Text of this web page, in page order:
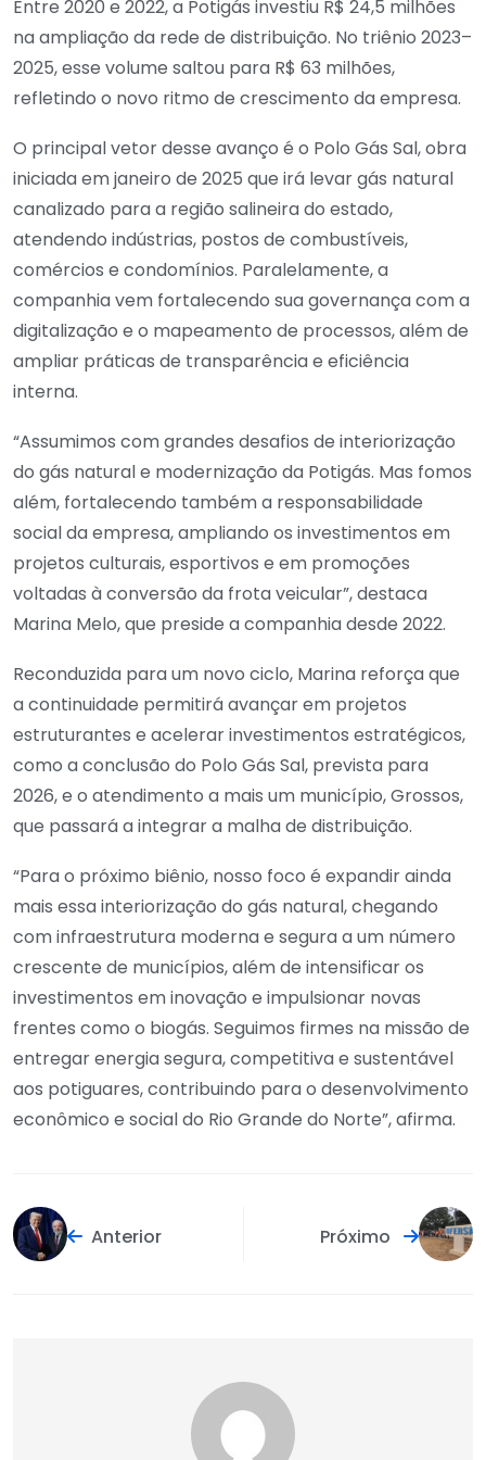
Entre 2020 e 2022, a Potigás investiu R$ 24,5 milhões
na ampliação da rede de distribuição. No triênio 2023–
2025, esse volume saltou para R$ 63 milhões,
refletindo o novo ritmo de crescimento da empresa.
O principal vetor desse avanço é o Polo Gás Sal, obra
iniciada em janeiro de 2025 que irá levar gás natural
canalizado para a região salineira do estado,
atendendo indústrias, postos de combustíveis,
comércios e condomínios. Paralelamente, a
companhia vem fortalecendo sua governança com a
digitalização e o mapeamento de processos, além de
ampliar práticas de transparência e eficiência
interna.
“Assumimos com grandes desafios de interiorização
do gás natural e modernização da Potigás. Mas fomos
além, fortalecendo também a responsabilidade
social da empresa, ampliando os investimentos em
projetos culturais, esportivos e em promoções
voltadas à conversão da frota veicular”, destaca
Marina Melo, que preside a companhia desde 2022.
Reconduzida para um novo ciclo, Marina reforça que
a continuidade permitirá avançar em projetos
estruturantes e acelerar investimentos estratégicos,
como a conclusão do Polo Gás Sal, prevista para
2026, e o atendimento a mais um município, Grossos,
que passará a integrar a malha de distribuição.
“Para o próximo biênio, nosso foco é expandir ainda
mais essa interiorização do gás natural, chegando
com infraestrutura moderna e segura a um número
crescente de municípios, além de intensificar os
investimentos em inovação e impulsionar novas
frentes como o biogás. Seguimos firmes na missão de
entregar energia segura, competitiva e sustentável
aos potiguares, contribuindo para o desenvolvimento
econômico e social do Rio Grande do Norte”, afirma.
Anterior Próximo